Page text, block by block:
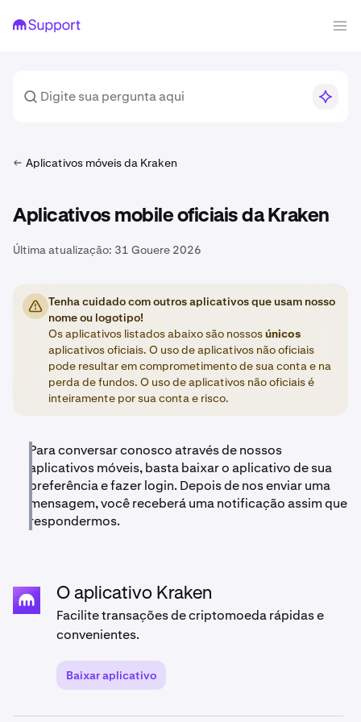
Aplicativos móveis da Kraken
Aplicativos mobile oficiais da Kraken
Última atualização: 31 Gouere 2026
Tenha cuidado com outros aplicativos que usam nosso
nome ou logotipo!
Os aplicativos listados abaixo são nossosúnicos
aplicativos oficiais. O uso de aplicativos não oficiais
pode resultar em comprometimento de sua conta e na
perda de fundos. O uso de aplicativos não oficiais é
inteiramente por sua conta e risco.
Para conversar conosco através de nossos
aplicativos móveis, basta baixar o aplicativo de sua
preferência e fazer login. Depois de nos enviar uma
mensagem, você receberá uma notificação assim que
respondermos.
O aplicativo Kraken
Facilite transações de criptomoeda rápidas e
convenientes.
Baixar aplicativo